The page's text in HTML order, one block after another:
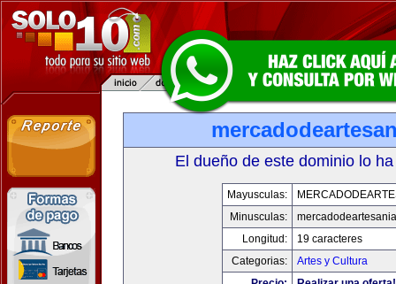
El dueño de este dominio lo
Mayusculas:
Minusculas:
Longitud:
19 caracteres
Categorias:
Artes y Cultura